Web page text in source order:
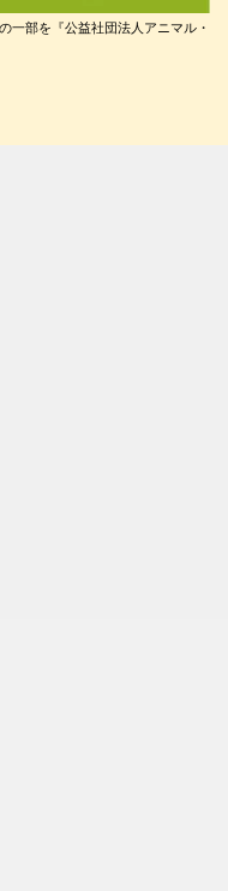
一部を『公益社団法人アニマル・